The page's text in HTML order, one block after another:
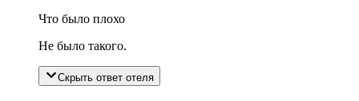
Что было плохо
Не было такого.
Скрыть ответ отеля